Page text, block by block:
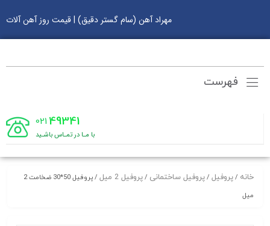
مهراد آهن (سام گستر دقیق) | قیمت روز آهن آلات
فهرست
49341
021
با مـا در تمـاس باشـید
خانه /پروفیل /پروفیل ساختمانی /پروفیل 2 میل
/ پروفیل 50*30 ضخامت 2
میل